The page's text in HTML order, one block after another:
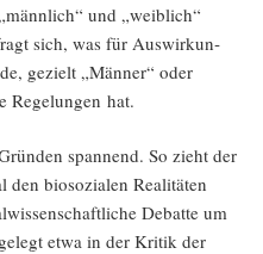
und „weib­lich“
sich, was für Aus­wir­kun­
gezielt „Män­ner“ oder
Rege­lun­gen hat.
span­nend. So zieht der
den bio­so­zia­len Rea­li­tä­ten
Debat­te um
etwa in der Kri­tik der